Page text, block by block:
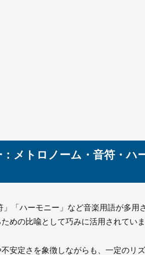
メトロノーム・音符・ハ
「ハーモニー」など音楽用語が多用
めの比喩として巧みに活用されていま
安定さを象徴しながらも、一定のリ